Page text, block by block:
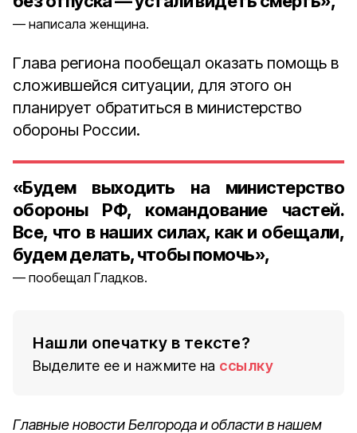
написала женщина.
Глава региона пообещал оказать помощь в
сложившейся ситуации, для этого он
планирует обратиться в министерство
обороны России.
«Будем выходить на министерство
обороны РФ, командование частей.
Все, что в наших силах, как и обещали,
будем делать, чтобы помочь»,
пообещал Гладков.
Нашли опечатку в тексте?
Выделите ее и нажмите на ссылку
Главные новости Белгорода и области в нашем